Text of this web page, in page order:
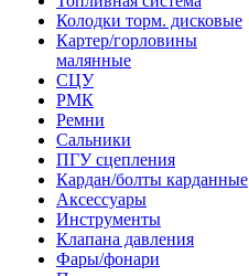
Колодки торм. дисковые
Картер/горловины
малянные
СЦУ
РМК
Ремни
Сальники
ПГУ сцепления
Кардан/болты карданные
Аксессуары
Инструменты
Клапана давления
Фары/фонари